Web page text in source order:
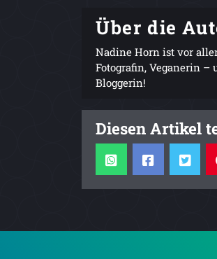
Über die
Nadine Horn ist vor
Fotografin, Veganerin –
Bloggerin!
Diesen Artikel